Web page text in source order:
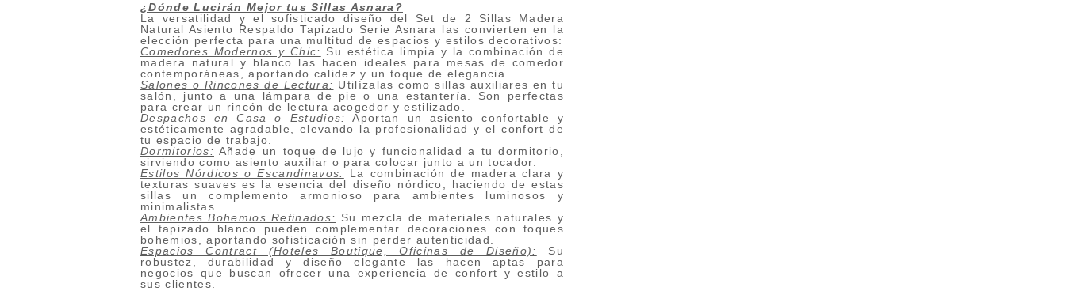
¿Dónde Lucirán Mejor tus Sillas Asnara?
La versatilidad y el sofisticado diseño del Set de 2 Sillas Madera
Natural Asiento Respaldo Tapizado Serie Asnara las convierten en la
elección perfecta para una multitud de espacios y estilos decorativos:
Comedores Modernos y Chic: Su estética limpia y la combinación de
madera natural y blanco las hacen ideales para mesas de comedor
contemporáneas, aportando calidez y un toque de elegancia.
Salones o Rincones de Lectura: Utilízalas como sillas auxiliares en tu
salón, junto a una lámpara de pie o una estantería. Son perfectas
para crear un rincón de lectura acogedor y estilizado.
Despachos en Casa o Estudios: Aportan un asiento confortable y
estéticamente agradable, elevando la profesionalidad y el confort de
tu espacio de trabajo.
Dormitorios: Añade un toque de lujo y funcionalidad a tu dormitorio,
sirviendo como asiento auxiliar o para colocar junto a un tocador.
Estilos Nórdicos o Escandinavos:
La combinación de madera clara y
texturas suaves es la esencia del diseño nórdico, haciendo de estas
sillas un complemento armonioso para ambientes luminosos y
minimalistas.
Ambientes Bohemios Refinados: Su mezcla de materiales naturales y
el tapizado blanco pueden complementar decoraciones con toques
bohemios, aportando sofisticación sin perder autenticidad.
Espacios Contract (Hoteles Boutique, Oficinas de Diseño):
Su
robustez, durabilidad y diseño elegante las hacen aptas para
negocios que buscan ofrecer una experiencia de confort y estilo a
sus clientes.